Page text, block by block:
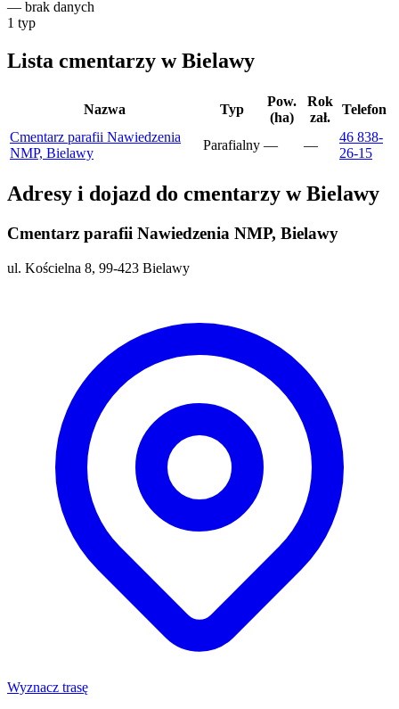
— brak danych
1 typ
Lista cmentarzy w Bielawy
Nazwa Typ
Pow.
(ha)
Rok
zał.
Telefon
Cmentarz parafii Nawiedzenia
NMP, Bielawy
Parafialny — —
46 838-
26-15
Adresy i dojazd do cmentarzy w Bielawy
Cmentarz parafii Nawiedzenia NMP, Bielawy
ul. Kościelna 8, 99-423 Bielawy
Wyznacz trasę